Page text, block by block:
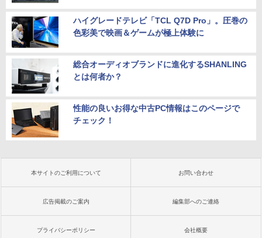
ハイグレードテレビ「TCL Q7D Pro」。圧巻の
色彩美で映画＆ゲームが極上体験に
総合オーディオブランドに進化するSHANLING
とは何者か？
性能の良いお得な中古PC情報はこのページで
チェック！
本サイトのご利用について お問い合わせ
広告掲載のご案内 編集部へのご連絡
プライバシーポリシー 会社概要